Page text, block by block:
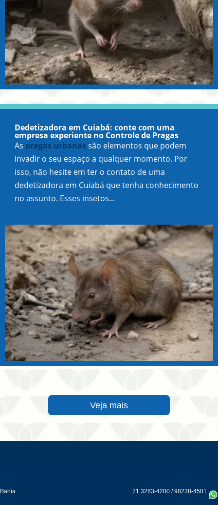
Dedetizadora em Cuiabá: conte com uma
empresa experiente no Controle de Pragas
As pragas urbanas são elementos que podem
invadir o seu espaço a qualquer momento. Por
isso, não hesite em ter o contato de uma
dedetizadora em Cuiabá que tenha conhecimento
no assunto. Esses insetos...
Veja mais
Bahia 71 3283-4200 /98238-4501